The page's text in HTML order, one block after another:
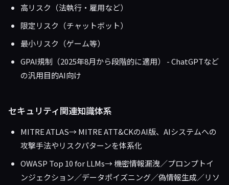
高リスク（法執行・雇用など）
限定リスク（チャットボット）
最小リスク（ゲーム等）
GPAI規制（2025年8月から段階的に適用） - ChatGPTなど
の汎用目的AI向け
セキュリティ関連知識体系
MITRE ATLAS→ MITRE ATT&CKのAI版、AIシステムへの
攻撃手法やリスクパターンを体系化
OWASP Top 10 for LLMs→ 機密情報漏洩／プロンプトイ
ンジェクション／データポイズニング／偽情報生成／リソ